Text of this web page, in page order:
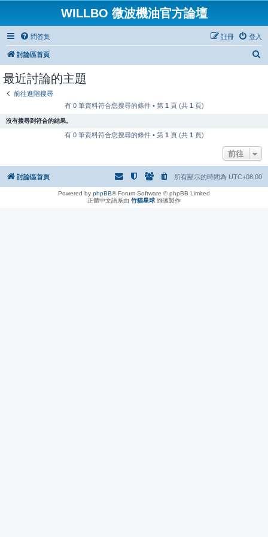
WILLBO 微波機油官方論壇
問答集 登入
註冊
討論區首頁
最近討論的主題
前往進階搜尋
有 0 筆資料符合您搜尋的條件 • 第 1 頁 (共 1 頁)
沒有搜尋到符合的結果。
有 0 筆資料符合您搜尋的條件 • 第 1 頁 (共 1 頁)
前往
討論區首頁 所有顯示的時間為 UTC+08:00
Powered by phpBB® Forum Software © phpBB Limited
正體中文語系由 竹貓星球 維護製作